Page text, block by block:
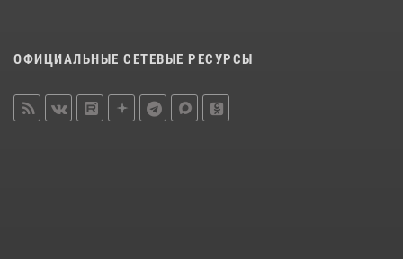
ОФИЦИАЛЬНЫЕ СЕТЕВЫЕ РЕСУРСЫ